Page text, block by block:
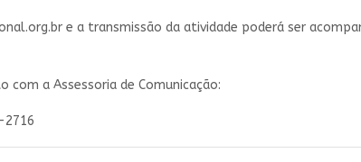
e a transmissão da atividade poderá ser
a Assessoria de Comunicação:
2716